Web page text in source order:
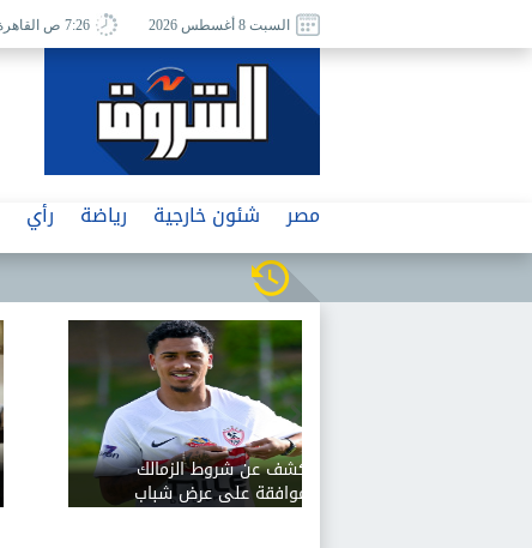
السبت 8 أغسطس 2026 7:26 ص القاهرة
مصر شئون خارجية رياضة رأي
نقابة الصحفيين: كارنيه فتاة
واقعة أوبر صادر عن كيان وهمي
لا صلة له بالنقابة